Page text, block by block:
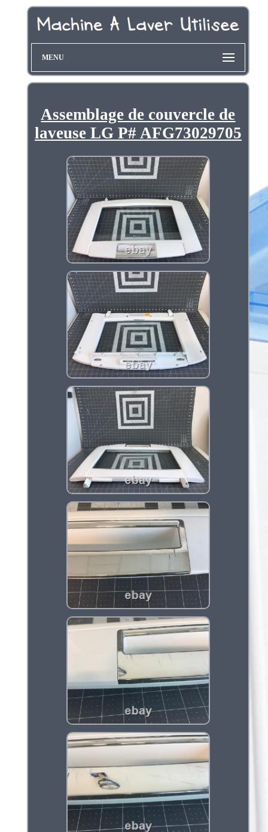
MENU
Assemblage de couvercle de
laveuse LG P# AFG73029705